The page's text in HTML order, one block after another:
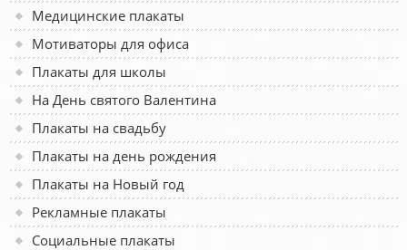
Медицинские плакаты
Мотиваторы для офиса
Плакаты для школы
На День святого Валентина
Плакаты на свадьбу
Плакаты на день рождения
Плакаты на Новый год
Рекламные плакаты
Социальные плакаты